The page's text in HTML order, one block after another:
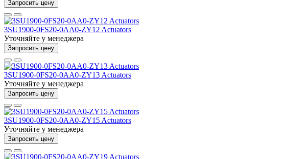
Запросить цену
3SU1900-0FS20-0AA0-ZY12 Actuators
Уточняйте у менеджера
Запросить цену
3SU1900-0FS20-0AA0-ZY13 Actuators
Уточняйте у менеджера
Запросить цену
3SU1900-0FS20-0AA0-ZY15 Actuators
Уточняйте у менеджера
Запросить цену